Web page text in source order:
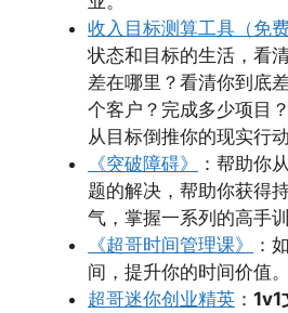
收入目标测算工具（免费
状态和目标的生活，看
差在哪里？看清你到底
个客户？完成多少项目
从目标倒推你的现实行动
《突破障碍》
：帮助你
题的解决，帮助你获得
气，掌握一系列的高手训
《超哥时间管理课》
：
间，提升你的时间价值。
超哥迷你创业精英 ： 1v1